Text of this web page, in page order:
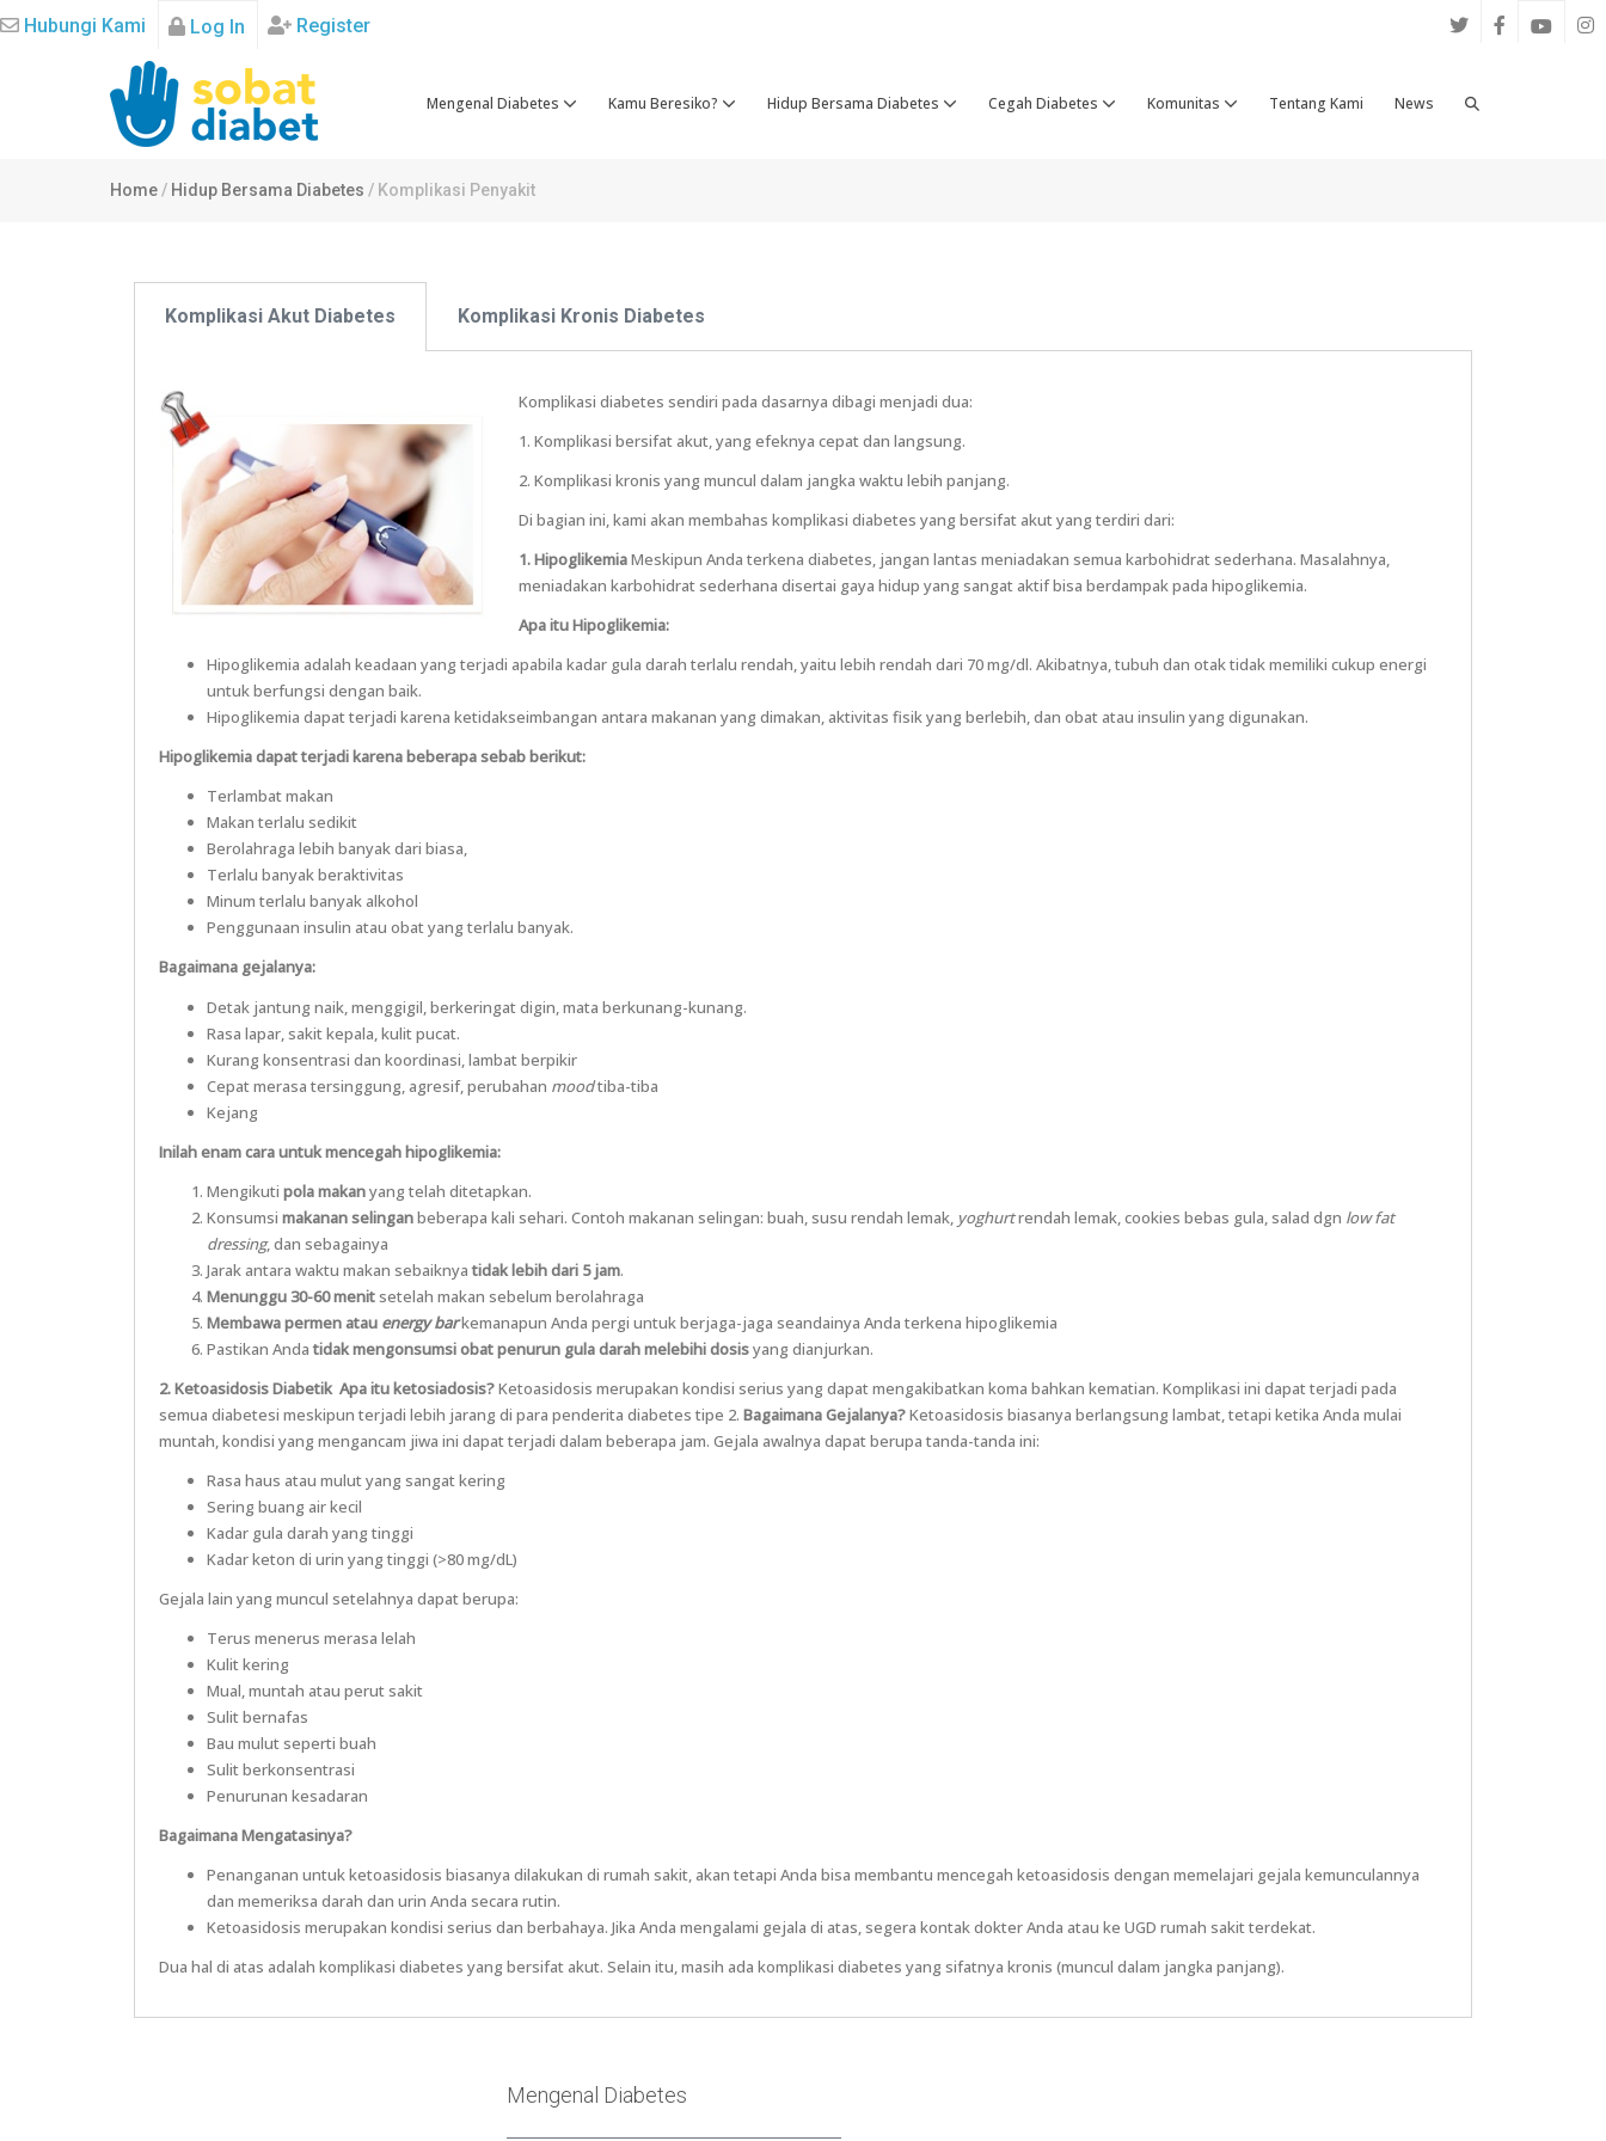
Hubungi Kami Log In Register
Mengenal Diabetes Kamu Beresiko? Hidup Bersama Diabetes Cegah Diabetes Komunitas Tentang Kami News
Home / Hidup Bersama Diabetes / Komplikasi Penyakit
Komplikasi Akut Diabetes Komplikasi Kronis Diabetes
Komplikasi diabetes sendiri pada dasarnya dibagi menjadi dua:
1. Komplikasi bersifat akut, yang efeknya cepat dan langsung.
2. Komplikasi kronis yang muncul dalam jangka waktu lebih panjang.
Di bagian ini, kami akan membahas komplikasi diabetes yang bersifat akut yang terdiri dari:
1. HipoglikemiaMeskipun Anda terkena diabetes, jangan lantas meniadakan semua karbohidrat sederhana. Masalahnya,
meniadakan karbohidrat sederhana disertai gaya hidup yang sangat aktif bisa berdampak pada hipoglikemia.
Apa itu Hipoglikemia:
Hipoglikemia adalah keadaan yang terjadi apabila kadar gula darah terlalu rendah, yaitu lebih rendah dari 70 mg/dl. Akibatnya, tubuh dan otak tidak memiliki cukup energi
untuk berfungsi dengan baik.
Hipoglikemia dapat terjadi karena ketidakseimbangan antara makanan yang dimakan, aktivitas fisik yang berlebih, dan obat atau insulin yang digunakan.
Hipoglikemia dapat terjadi karena beberapa sebab berikut:
Terlambat makan
Makan terlalu sedikit
Berolahraga lebih banyak dari biasa,
Terlalu banyak beraktivitas
Minum terlalu banyak alkohol
Penggunaan insulin atau obat yang terlalu banyak.
Bagaimana gejalanya:
Detak jantung naik, menggigil, berkeringat digin, mata berkunang-kunang.
Rasa lapar, sakit kepala, kulit pucat.
Kurang konsentrasi dan koordinasi, lambat berpikir
Cepat merasa tersinggung, agresif, perubahan moodtiba-tiba
Kejang
Inilah enam cara untuk mencegah hipoglikemia:
Mengikuti pola makanyang telah ditetapkan.
Konsumsi makanan selinganbeberapa kali sehari. Contoh makanan selingan: buah, susu rendah lemak, yoghurtrendah lemak, cookies bebas gula, salad dgn low fat
dressing, dan sebagainya
Jarak antara waktu makan sebaiknyatidak lebih dari 5 jam.
Menunggu 30-60 menit setelah makan sebelum berolahraga
Membawa permen atau energy barkemanapun Anda pergi untuk berjaga-jaga seandainya Anda terkena hipoglikemia
Pastikan Andatidak mengonsumsi obat penurun gula darah melebihi dosisyang dianjurkan.
2. Ketoasidosis Diabetik Apa itu ketosiadosis?Ketoasidosis merupakan kondisi serius yang dapat mengakibatkan koma bahkan kematian. Komplikasi ini dapat terjadi pada
semua diabetesi meskipun terjadi lebih jarang di para penderita diabetes tipe 2. Bagaimana Gejalanya?Ketoasidosis biasanya berlangsung lambat, tetapi ketika Anda mulai
muntah, kondisi yang mengancam jiwa ini dapat terjadi dalam beberapa jam. Gejala awalnya dapat berupa tanda-tanda ini:
Rasa haus atau mulut yang sangat kering
Sering buang air kecil
Kadar gula darah yang tinggi
Kadar keton di urin yang tinggi (>80 mg/dL)
Gejala lain yang muncul setelahnya dapat berupa:
Terus menerus merasa lelah
Kulit kering
Mual, muntah atau perut sakit
Sulit bernafas
Bau mulut seperti buah
Sulit berkonsentrasi
Penurunan kesadaran
Bagaimana Mengatasinya?
Penanganan untuk ketoasidosis biasanya dilakukan di rumah sakit, akan tetapi Anda bisa membantu mencegah ketoasidosis dengan memelajari gejala kemunculannya
dan memeriksa darah dan urin Anda secara rutin.
Ketoasidosis merupakan kondisi serius dan berbahaya. Jika Anda mengalami gejala di atas, segera kontak dokter Anda atau ke UGD rumah sakit terdekat.
Dua hal di atas adalah komplikasi diabetes yang bersifat akut. Selain itu, masih ada komplikasi diabetes yang sifatnya kronis (muncul dalam jangka panjang).
Mengenal Diabetes